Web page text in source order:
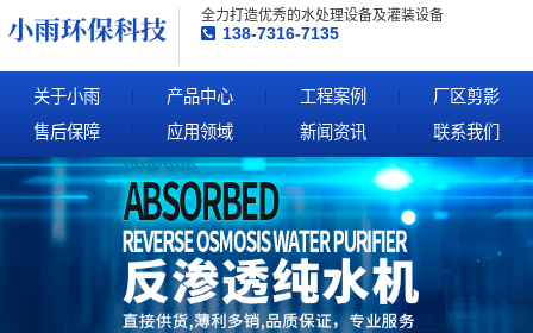
全力打造优秀的水处理设备及灌装设备
138-7316-7135
关于小雨 产品中心 工程案例
厂区剪影
售后保障
应用领域 新闻资讯 联系我们